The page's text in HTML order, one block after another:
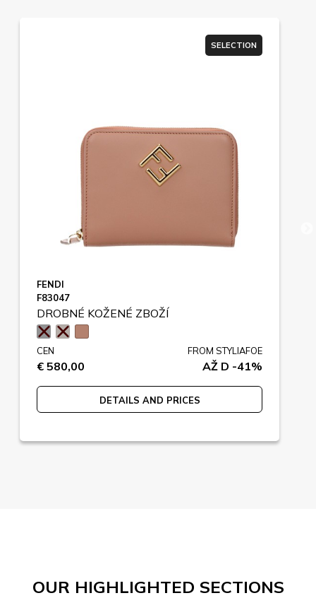
SELECTION
FENDI
F83047
DROBNÉ KOŽENÉ ZBOŽÍ
CEN
€ 580,00
FROM STYLIAFOE
AŽ D -41%
DETAILS AND PRICES
OUR HIGHLIGHTED SECTIONS